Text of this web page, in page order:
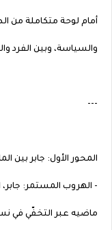
أمام لوحة متكاملة من
والسياسة، وبين الفرد
---
المحور الأول: جابر بين
- الهروب المستمر:
ماضيه عبر التخفّي في